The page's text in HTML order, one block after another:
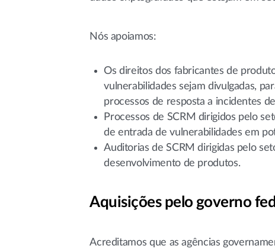
Nós apoiamos:
Os direitos dos fabricantes de
vulnerabilidades sejam divulgadas,
processos de resposta a incidentes
Processos de SCRM dirigidos pelo
de entrada de vulnerabilidades em
Auditorias de SCRM dirigidas pelo
desenvolvimento de produtos.
Aquisições pelo governo
Acreditamos que as agências